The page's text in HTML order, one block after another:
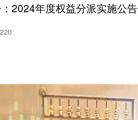
2024年度权益分派实施公告